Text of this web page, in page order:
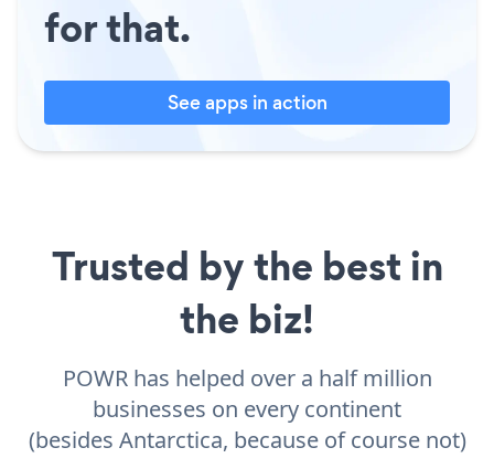
for that.
See apps in action
Trusted by the best in
the biz!
POWR has helped over a half million
businesses on every continent
(besides Antarctica, because of course not)